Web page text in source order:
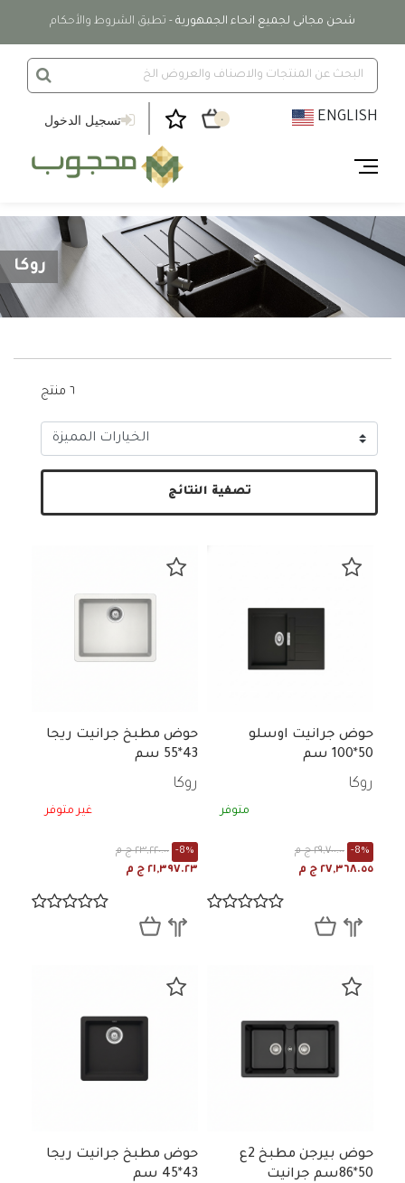
شحن مجانى لجميع انحاء الجمهورية - تطبق الشروط والأحكام
تسجيل الدخول ٠ ENGLISH
روكا
٦ منتج
تصفية النتائج
حوض جرانيت اوسلو
50*100 سم
روكا
متوفر
٢٩,٧٠٠.٠٠ ج م -8%
٢٧,٣٦٨.٥٥ ج م
حوض مطبخ جرانيت ريجا
43*55 سم
روكا
غير متوفر
٢٣,٢٢٠.٠٠ ج م -8%
٢١,٣٩٧.٢٣ ج م
حوض بيرجن مطبخ 2ع
50*86سم جرانيت
حوض مطبخ جرانيت ريجا
43*45 سم